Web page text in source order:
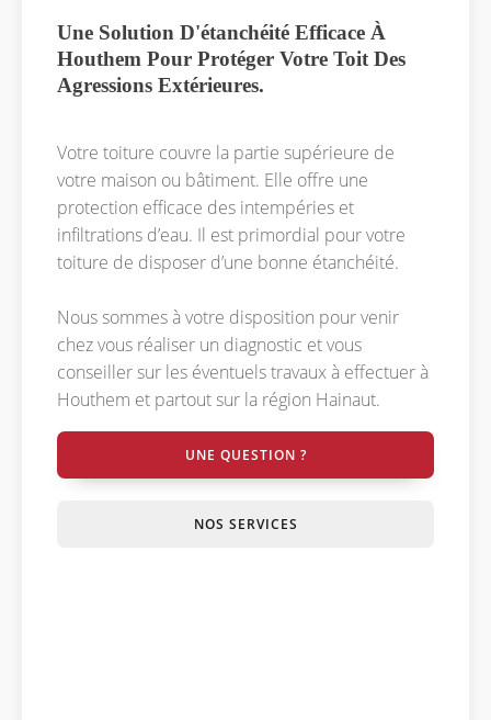
Une Solution D'étanchéité Efficace À
Houthem Pour Protéger Votre Toit Des
Agressions Extérieures.
Votre toiture couvre la partie supérieure de
votre maison ou bâtiment. Elle offre une
protection efficace des intempéries et
infiltrations d’eau. Il est primordial pour votre
toiture de disposer d’une bonne étanchéité.
Nous sommes à votre disposition pour venir
chez vous réaliser un diagnostic et vous
conseiller sur les éventuels travaux à effectuer à
Houthem et partout sur la région Hainaut.
UNE QUESTION ?
NOS SERVICES